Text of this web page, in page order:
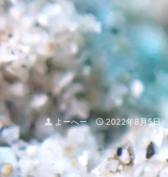
Author
よーへー Published
2022年8月5日